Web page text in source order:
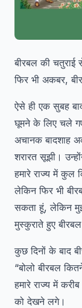
बीरबल की चतुराई
फिर भी अकबर,
ऐसे ही एक सुबह
घूमने के लिए चले
अचानक बादशाह
शरारत सूझी।
हमारे राज्य में कुल
लेकिन फिर भी
सकता हूं, लेकिन
मुस्कुराते हुए
कुछ दिनों के बाद
“बोलो बीरबल
हमारे राज्य में
को देखने लगे।